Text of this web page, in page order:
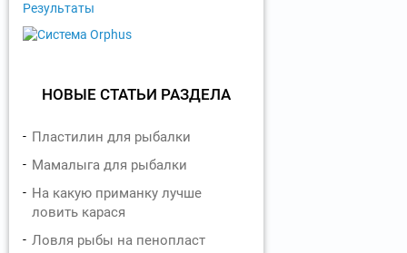
Результаты
НОВЫЕ СТАТЬИ РАЗДЕЛА
Пластилин для рыбалки
Мамалыга для рыбалки
На какую приманку лучше
ловить карася
Ловля рыбы на пенопласт